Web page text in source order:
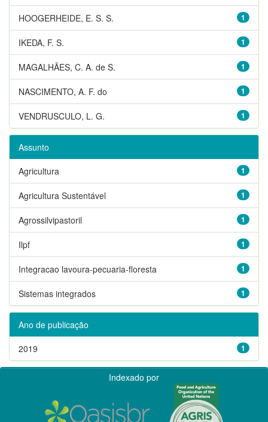
1
HOOGERHEIDE, E. S. S.
1
IKEDA, F. S.
1
MAGALHÃES, C. A. de S.
1
NASCIMENTO, A. F. do
1
VENDRUSCULO, L. G.
Assunto
1
Agricultura
1
Agricultura Sustentável
1
Agrossilvipastoril
1
Ilpf
1
Integracao lavoura-pecuaria-floresta
1
Sistemas integrados
Ano de publicação
1
2019
Indexado por